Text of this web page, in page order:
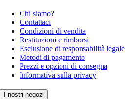
Chi siamo?
Contattaci
Condizioni di vendita
Restituzioni e rimborsi
Esclusione di responsabilità legale
Metodi di pagamento
Prezzi e opzioni di consegna
Informativa sulla privacy
I nostri negozi